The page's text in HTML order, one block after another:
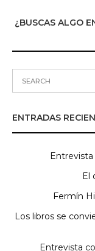
¿BUSCAS ALGO
ENTRADAS
Entrevista
El
Fermín
Los libros se
Entrevista